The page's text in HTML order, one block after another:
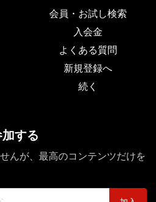
会員・お試し検索
入会金
よくある質問
新規登録へ
続く
する
んが、最高のコンテンツだけを